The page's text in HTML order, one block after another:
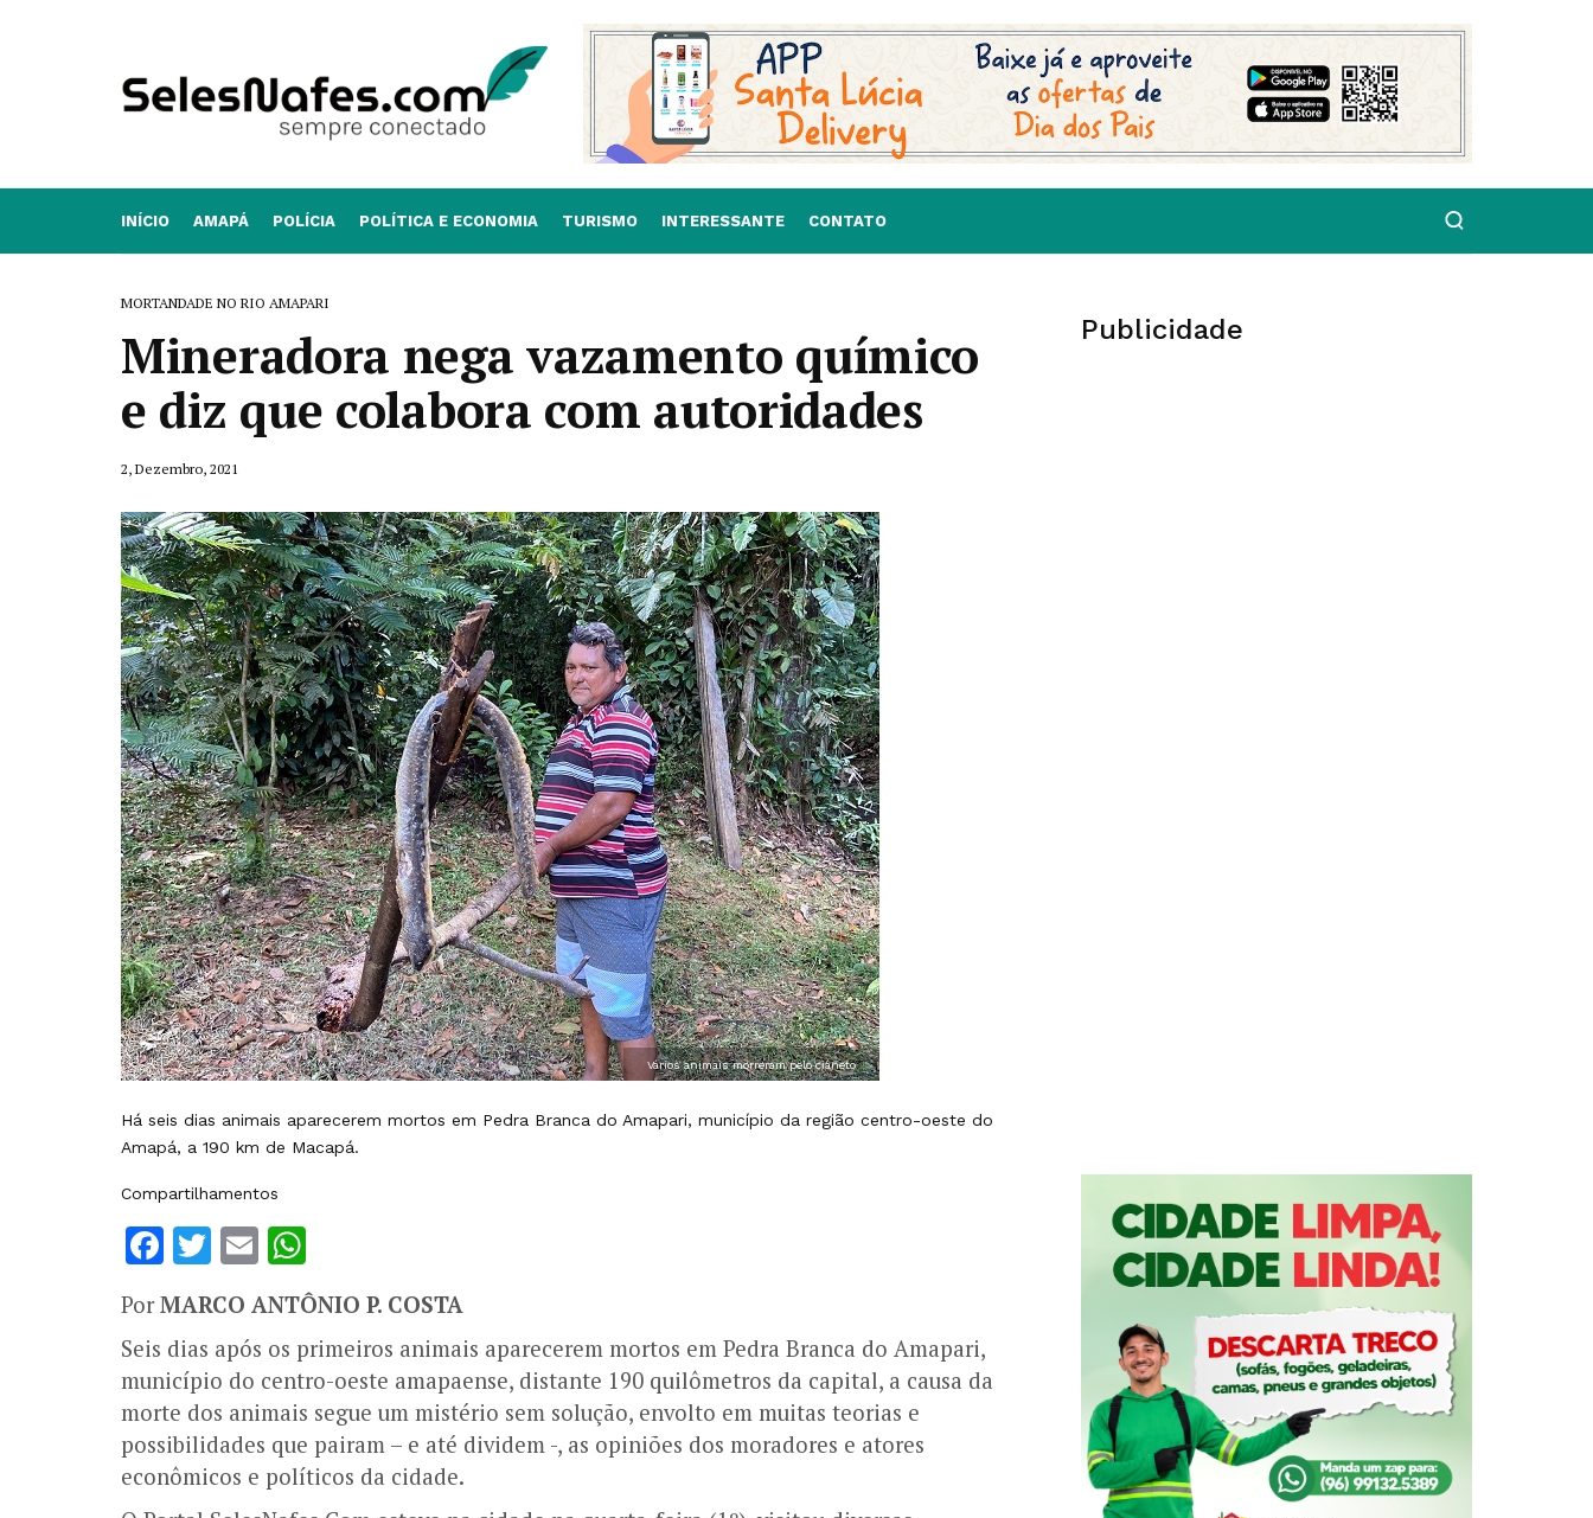
INÍCIO AMAPÁ POLÍCIA POLÍTICA E ECONOMIA TURISMO INTERESSANTE CONTATO
MORTANDADE NO RIO AMAPARI
Mineradora nega vazamento químico
e diz que colabora com autoridades
2, Dezembro, 2021
Vários animais morreram pelo cianeto
Há seis dias animais aparecerem mortos em Pedra Branca do Amapari, município da região centro-oeste do
Amapá, a 190 km de Macapá.
Compartilhamentos
Facebook
Twitter
Email
PorMARCO ANTÔNIO P. COSTA
Seis dias após os primeiros animais aparecerem mortos em Pedra Branca do Amapari,
município do centro-oeste amapaense, distante 190 quilômetros da capital, a causa da
morte dos animais segue um mistério sem solução, envolto em muitas teorias e
possibilidades que pairam – e até dividem -, as opiniões dos moradores e atores
econômicos e políticos da cidade.
Publicidade